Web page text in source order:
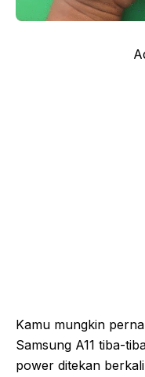
Kamu mungkin
Samsung A11 tiba-
power ditekan